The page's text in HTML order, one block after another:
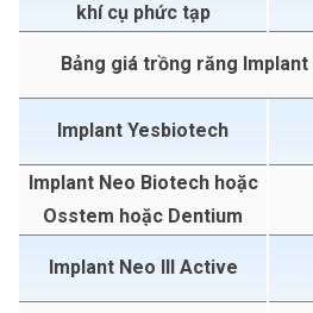
khí cụ phức tạp
Bảng giá trồng răng
Implant Yesbiotech
Implant Neo Biotech hoặc
Osstem hoặc Dentium
Implant Neo III Active